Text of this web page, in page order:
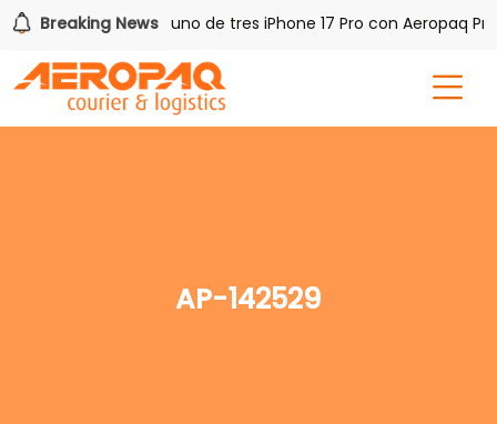
Breaking News
PAQ! Gana uno de tres iPhone 17 Pro con Aeropaq
AP-142529